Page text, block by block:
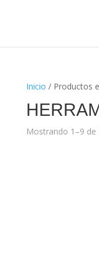
Inicio / Productos
Mostrando 1–9 de